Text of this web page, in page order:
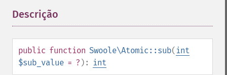
Descrição
public function Swoole\Atomic::sub( int
$sub_value = ? ): int